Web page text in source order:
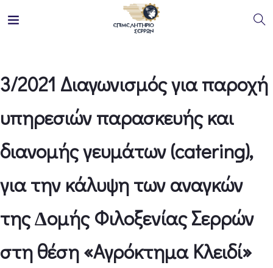
3/2021 Διαγωνισμός για παροχή
υπηρεσιών παρασκευής και
διανοµής γευµάτων (catering),
για την κάλυψη των αναγκών
της ∆οµής Φιλοξενίας Σερρών
στη θέση «Αγρόκτηµα Κλειδί»